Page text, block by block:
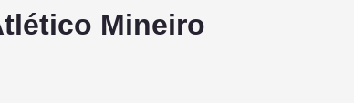
Mineiro